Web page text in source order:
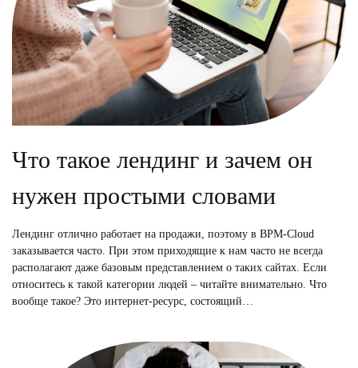
Что такое лендинг и зачем он
нужен простыми словами
Лендинг отлично работает на продажи, поэтому в BPM-Cloud
заказывается часто. При этом приходящие к нам часто не всегда
располагают даже базовым представлением о таких сайтах. Если
относитесь к такой категории людей – читайте внимательно. Что
вообще такое? Это интернет-ресурс, состоящий…